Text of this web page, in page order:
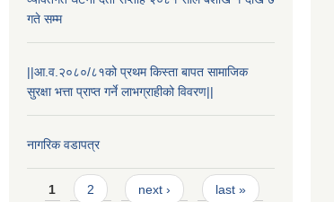
गते सम्म
||आ.व.२०८०/८१को प्रथम किस्ता बापत सामाजिक
सुरक्षा भत्ता प्राप्त गर्ने लाभग्राहीको विवरण||
नागरिक वडापत्र
Pages
1 2 next › last »